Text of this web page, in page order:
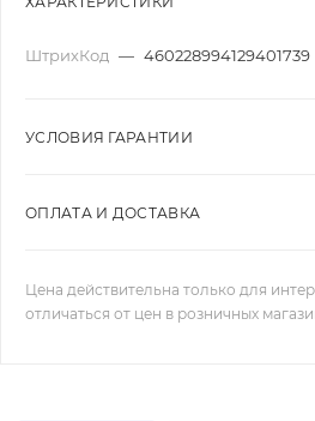
ШтрихКод — 460228994129401739
УСЛОВИЯ ГАРАНТИИ
ОПЛАТА И ДОСТАВКА
Цена действительна только для
отличаться от цен в розничных